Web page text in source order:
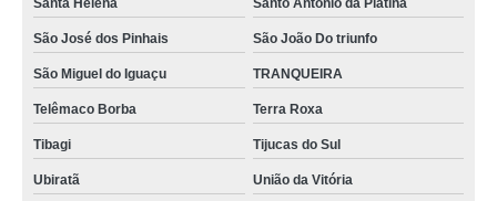
Santa Helena Santo Antônio da Platina
São José dos Pinhais São João Do triunfo
São Miguel do Iguaçu TRANQUEIRA
Telêmaco Borba Terra Roxa
Tibagi Tijucas do Sul
Ubiratã União da Vitória